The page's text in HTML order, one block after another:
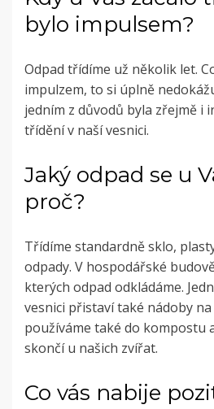
bylo impulsem?
Odpad třídíme už několik let.
impulzem, to si úplně
jedním z důvodů byla zřejmě i
třídění v naší vesnici.
Jaký odpad se u
proč?
Třídíme standardně sklo,
odpady. V hospodářské
kterých odpad odkládáme.
vesnici přistaví také nádoby
používáme také do kompostu
skončí u našich zvířat.
Co vás nabije